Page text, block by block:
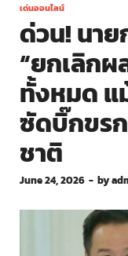
เด่นออนไลน์
ด่วน! นา
“ยกเลิก
ทั้งหมด แ
ซัดบิ๊กขร
ชาติ
June 24, 2026 - by